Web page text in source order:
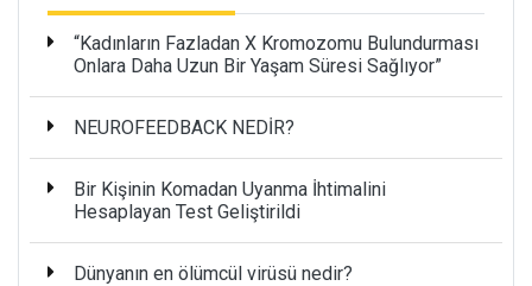
“Kadınların Fazladan X Kromozomu Bulundurması
Onlara Daha Uzun Bir Yaşam Süresi Sağlıyor”
NEUROFEEDBACK NEDİR?
Bir Kişinin Komadan Uyanma İhtimalini
Hesaplayan Test Geliştirildi
Dünyanın en ölümcül virüsü nedir?